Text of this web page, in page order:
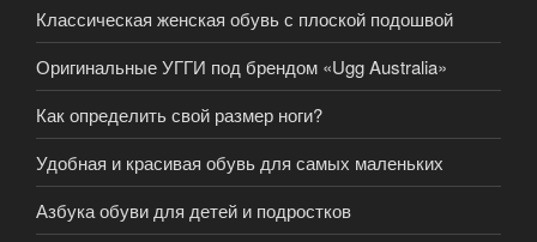
Классическая женская обувь с плоской подошвой
Оригинальные УГГИ под брендом «Ugg Australia»
Как определить свой размер ноги?
Удобная и красивая обувь для самых маленьких
Азбука обуви для детей и подростков